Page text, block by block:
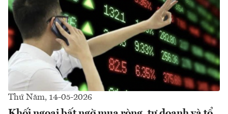
Thứ Năm, 14-05-2026